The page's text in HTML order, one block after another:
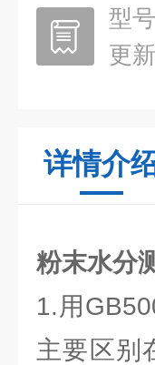
型号
更
详情介
粉末水分
1.用
主要区别